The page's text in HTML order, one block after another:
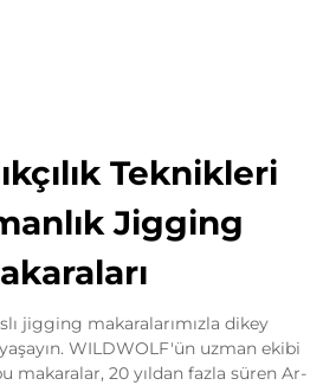
Teknikleri
Jigging
jigging makaralarımızla dikey
WILDWOLF'ün uzman ekibi
makaralar, 20 yıldan fazla süren Ar-